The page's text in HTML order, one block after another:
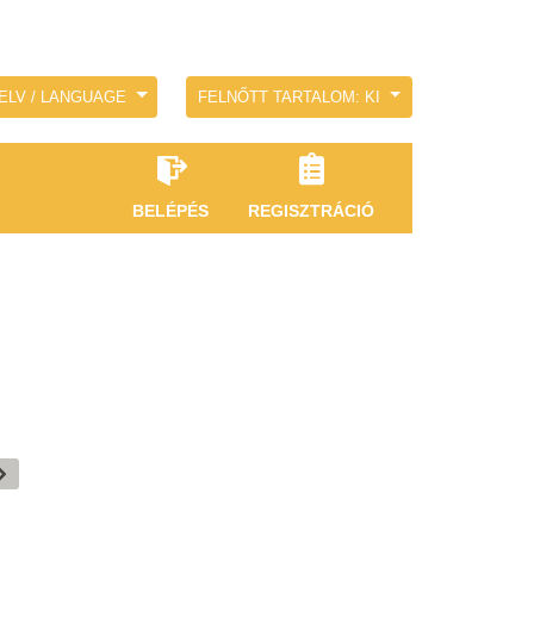
/ LANGUAGE FELNŐTT TARTALOM: KI
BELÉPÉS REGISZTRÁCIÓ